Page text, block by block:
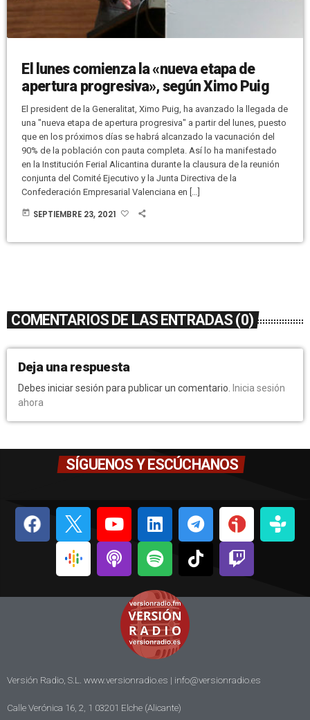
El lunes comienza la «nueva etapa de
apertura progresiva», según Ximo Puig
El president de la Generalitat, Ximo Puig, ha avanzado la llegada de
una "nueva etapa de apertura progresiva" a partir del lunes, puesto
que en los próximos días se habrá alcanzado la vacunación del
90% de la población con pauta completa. Así lo ha manifestado
en la Institución Ferial Alicantina durante la clausura de la reunión
conjunta del Comité Ejecutivo y la Junta Directiva de la
Confederación Empresarial Valenciana en […]
today SEPTIEMBRE 23, 2021
COMENTARIOS DE LAS ENTRADAS (0)
Deja una respuesta
Debes iniciar sesión para publicar un comentario.
Inicia sesión
ahora
SÍGUENOS Y ESCÚCHANOS
Versión Radio, S.L. www.versionradio.es | info@versionradio.es
Calle Verónica 16, 2, 1 03201 Elche (Alicante)